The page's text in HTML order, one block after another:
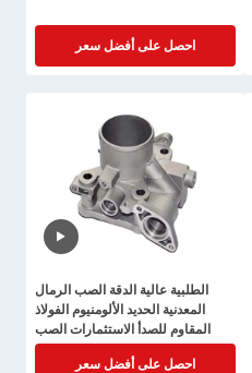
احصل على أفضل سعر
الطلبية عالية الدقة الصب الرمال
المعدنية الحديد الألومنيوم الفولاذ
المقاوم للصدأ الاستثمارات الصب
الموت الجزء
احصل على أفضل سعر